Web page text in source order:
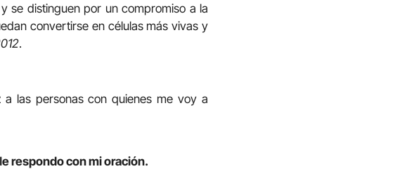
se distinguen por un compromiso a la
convertirse en células más vivas y
.
las personas con quienes me voy a
respondo con mi oración.